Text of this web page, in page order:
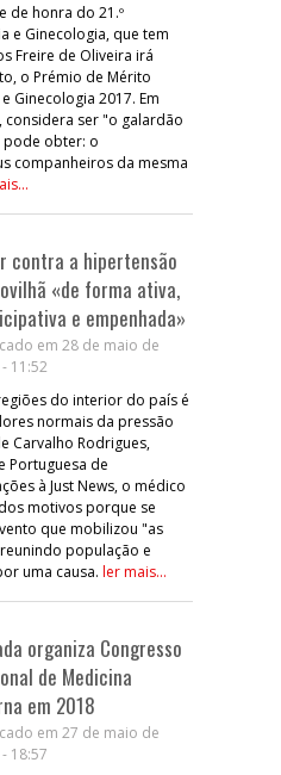
de honra do 21.º
e Ginecologia, que tem
Freire de Oliveira irá
o Prémio de Mérito
Ginecologia 2017. Em
considera ser "o galardão
pode obter: o
companheiros da mesma
contra a hipertensão
«de forma ativa,
e empenhada»
em 28 de maio de
11:52
do interior do país é
normais da pressão
Carvalho Rodrigues,
Portuguesa de
à Just News, o médico
motivos porque se
que mobilizou "as
população e
uma causa. ler mais...
organiza Congresso
de Medicina
em 2018
em 27 de maio de
18:57